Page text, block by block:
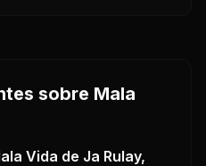
sobre Mala
Vida de Ja Rulay,